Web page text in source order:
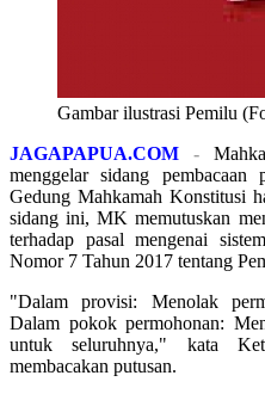
Gambar ilustrasi Pemilu
JAGAPAPUA.COM -
menggelar sidang
Gedung Mahkamah Konstitusi
sidang ini, MK memutuskan
terhadap pasal mengenai
Nomor 7 Tahun 2017 tentang
"Dalam provisi: Menolak
Dalam pokok permohonan:
untuk seluruhnya," kata
membacakan putusan.